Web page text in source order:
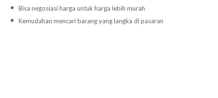
Bisa negosiasi harga untuk harga lebih murah
Kemudahan mencari barang yang langka di pasaran